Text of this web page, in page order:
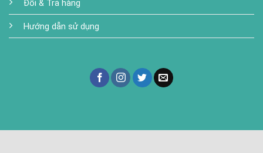
Đổi & Trả hàng
Hướng dẫn sử dụng